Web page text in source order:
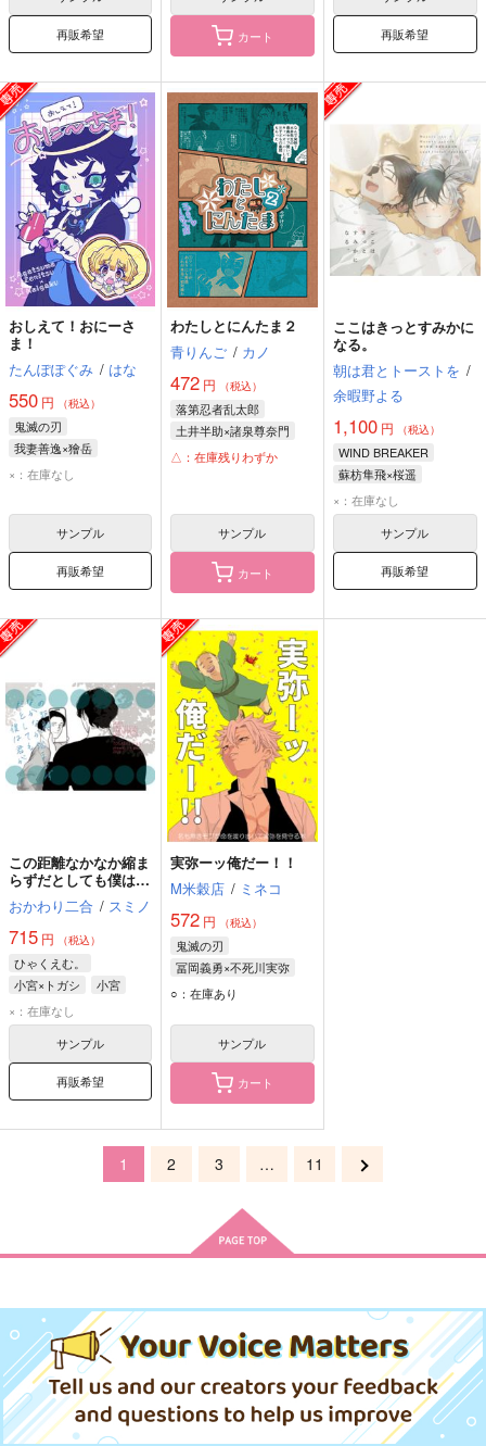
再販希望 カート 再販希望
おしえて！おにーさ
ま！
たんぽぽぐみ / はな
550 円 （税込）
鬼滅の刃
我妻善逸×獪岳
我妻善逸
×：在庫なし
サンプル
再販希望
わたしとにんたま２
青りんご / カノ
472 円 （税込）
落第忍者乱太郎
土井半助×諸泉尊奈門
土井半助
諸泉尊奈門
△：在庫残りわずか
サンプル
カート
ここはきっとすみかに
なる。
朝は君とトーストを /
余暇野よる
1,100円 （税込）
WIND BREAKER
蘇枋隼飛×桜遥
蘇枋隼飛
×：在庫なし
サンプル
再販希望
この距離なかなか縮ま
らずだとしても僕は君
が
おかわり二合 / スミノ
715 円 （税込）
ひゃくえむ。
小宮×トガシ
小宮
トガシ
×：在庫なし
サンプル
再販希望
実弥ーッ俺だー！！
M米穀店 / ミネコ
572 円 （税込）
鬼滅の刃
冨岡義勇×不死川実弥
冨岡義勇
○：在庫あり
サンプル
カート
1 2 3 … 11